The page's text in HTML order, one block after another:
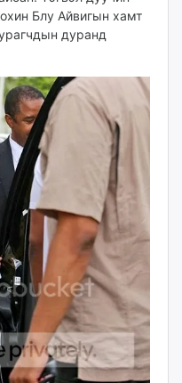
Блу Айвигын хамт
дуранд